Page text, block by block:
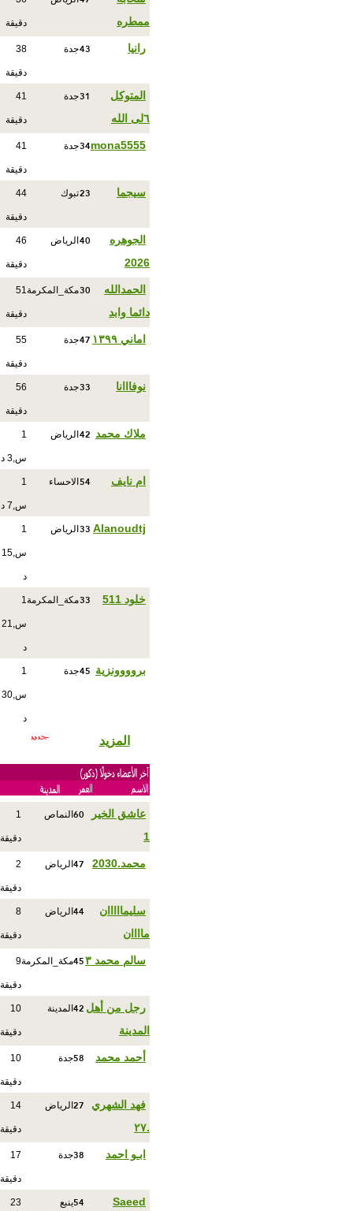
ممطره
دقيقة
رانيا 43جدة 38
دقيقة
المتوكل
٦لى الله
31جدة 41
دقيقة
mona5555
34جدة 41
دقيقة
سيجما 23تبوك 44
دقيقة
الجوهره
2026
40 الرياض 46
دقيقة
الحمدالله
دائما وابد
30مكة_المكرمة51
دقيقة
اماني ١٣٩٩ 47جدة 55
دقيقة
نوفااانا 33جدة 56
دقيقة
ملاك محمد 42 الرياض 1
س,3 د
ام نايف 54 الاحساء 1
س,7 د
Alanoudtj
33 الرياض 1
س,15
د
خلود 511 33مكة_المكرمة1
س,21
د
بروووونزية 45جدة 1
س,30
د
المزيد
عاشق الخير
1
60 النماص 1
دقيقة
محمد.2030 47 الرياض 2
دقيقة
سليمااااان
ماااان
44 الرياض 8
دقيقة
سالم محمد ٣ 45مكة_المكرمة9
دقيقة
رجل من أهل
المدينة
42 المدينة 10
دقيقة
أحمد محمد 58جدة 10
دقيقة
فهد الشهري
.٢٧
27 الرياض 14
دقيقة
ابـو احمد 38جدة 17
دقيقة
Saeed
54ينبع 23